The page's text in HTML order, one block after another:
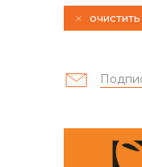
контакты
очистить